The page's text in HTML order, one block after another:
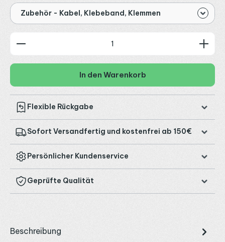
Zubehör - Kabel, Klebeband, Klemmen
Produkt Anzahl: Gib den gewünschten Wert ein
In den Warenkorb
Flexible Rückgabe
Sofort Versandfertig und kostenfrei ab 150€
Persönlicher Kundenservice
Geprüfte Qualität
Beschreibung